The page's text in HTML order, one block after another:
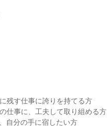
残す仕事に誇りを持てる方
仕事に、工夫して取り組める方
自分の手に宿したい方